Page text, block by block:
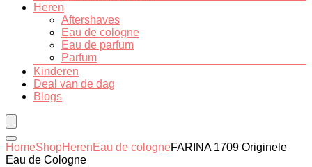
Heren
Aftershaves
Eau de cologne
Eau de parfum
Parfum
Kinderen
Deal van de dag
Blogs
HomeShopHerenEau de cologneFARINA 1709 Originele
Eau de Cologne